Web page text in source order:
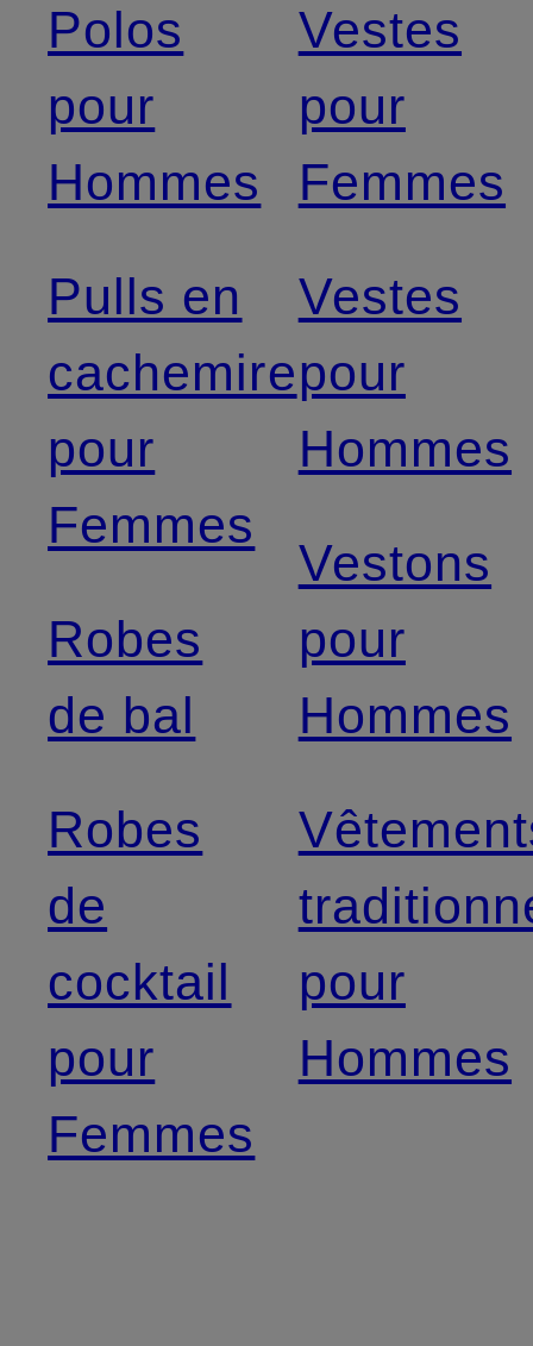
Polos
pour
Hommes
Pulls en
cachemire
pour
Femmes
Robes
de bal
Robes
de
cocktail
pour
Femmes
Vestes
pour
Femmes
Vestes
pour
Hommes
Vestons
pour
Hommes
pour
Hommes